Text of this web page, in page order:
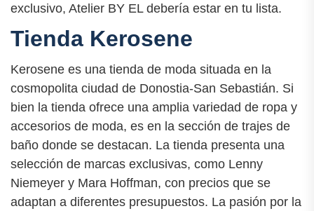
exclusivo, Atelier BY EL debería estar en tu lista.
Tienda Kerosene
Kerosene es una tienda de moda situada en la
cosmopolita ciudad de Donostia-San Sebastián. Si
bien la tienda ofrece una amplia variedad de ropa y
accesorios de moda, es en la sección de trajes de
baño donde se destacan. La tienda presenta una
selección de marcas exclusivas, como Lenny
Niemeyer y Mara Hoffman, con precios que se
adaptan a diferentes presupuestos. La pasión por la